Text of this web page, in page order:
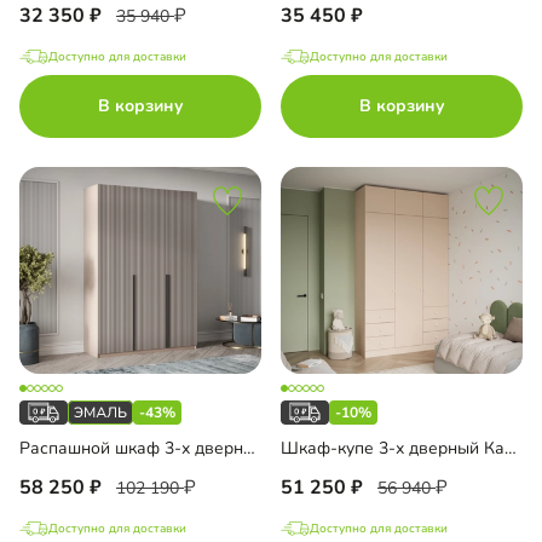
до
до
Al Широкая Черная
на МДФ
32 350 35 940
Доступно для доставки
В корзину
35 450
Доступно для доставки
В корзину
-43%
Распашной шкаф 3-х дверный Эйн-3 Эмаль Декор 2
58 250 102 190
Доступно для доставки
-10%
Шкаф-купе 3-х дверный Капса-3.2.3 с антресолью
51 250 56 940
Доступно для доставки